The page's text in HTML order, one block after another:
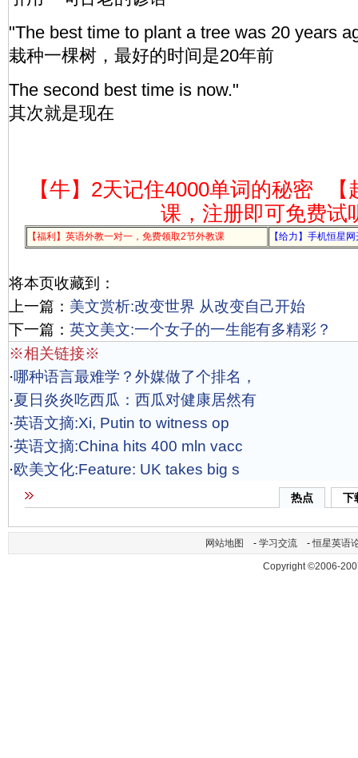
"The best time to plant a tree was 20 years
栽种一棵树，最好的时间是20年前
The second best time is now."
其次就是现在
【牛】2天记住4000单词的秘密
课，注册即可免费试
【福利】英语外教一对一，免费领取2节外教课 【给力】手机恒星
将本页收藏到：
上一篇： 美文赏析:改变世界 从改变自己开始
下一篇： 英文美文:一个女子的一生能有多精彩？
※相关链接※
·哪种语言最难学？外媒做了个排名，
·夏日炎炎吃西瓜：西瓜对健康居然有
·英语文摘:Xi, Putin to witness op
·英语文摘:China hits 400 mln vacc
·欧美文化:Feature: UK takes big s
热点 下
网站地图 - 学习交流 -恒星英语
Copyright ©2006-